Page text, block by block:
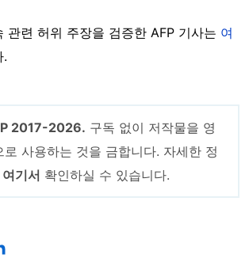
관련 허위 주장을 검증한 AFP 기사는 여
.
2017-2026. 구독 없이 저작물을 영
로 사용하는 것을 금합니다. 자세한 정
여기서 확인하실 수 있습니다.